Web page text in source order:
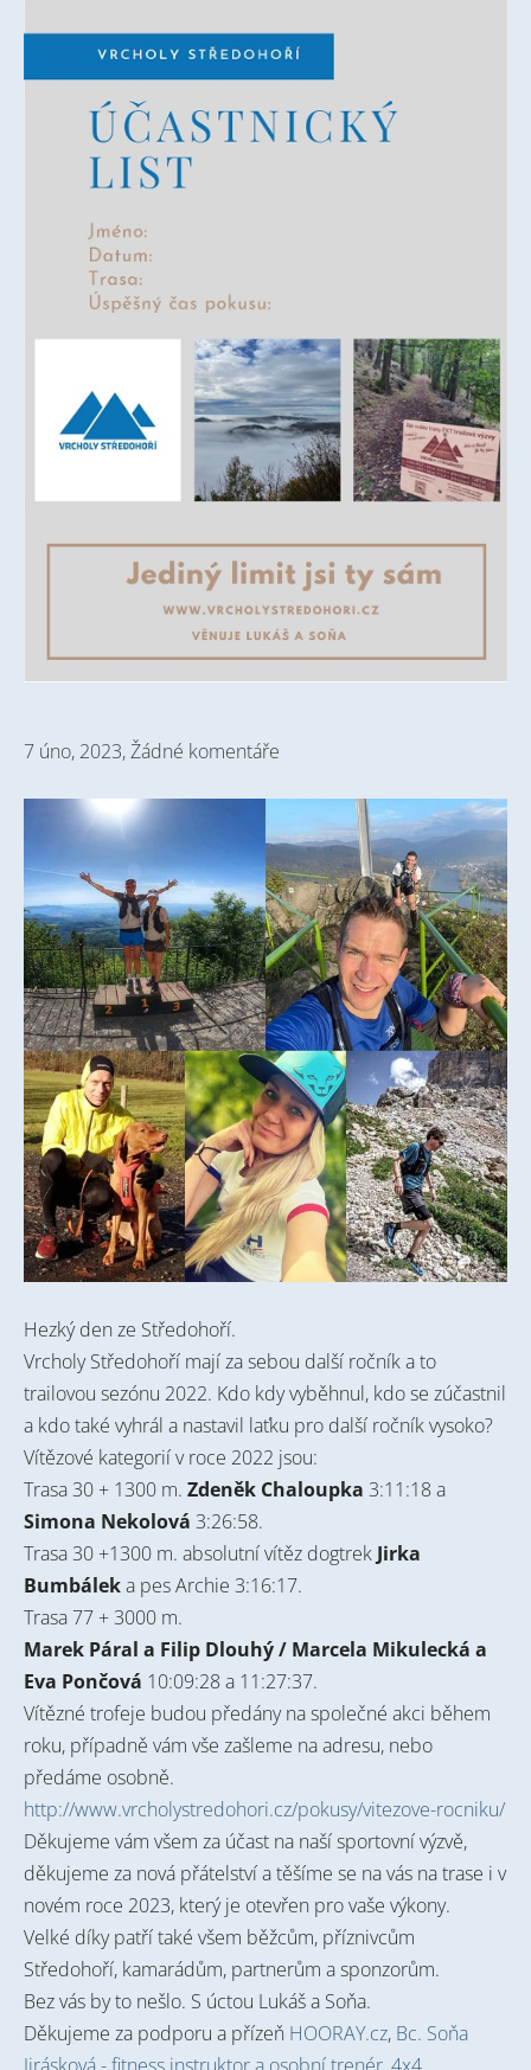
7 úno, 2023,Žádné komentáře
Hezký den ze Středohoří.
Vrcholy Středohoří mají za sebou další ročník a to
trailovou sezónu 2022. Kdo kdy vyběhnul, kdo se zúčastnil
a kdo také vyhrál a nastavil laťku pro další ročník vysoko?
Vítězové kategorií v roce 2022 jsou:
Trasa 30 + 1300 m. Zdeněk Chaloupka 3:11:18 a
Simona Nekolová 3:26:58.
Trasa 30 +1300 m. absolutní vítěz dogtrek Jirka
Bumbáleka pes Archie 3:16:17.
Trasa 77 + 3000 m.
Marek Páral a Filip Dlouhý / Marcela Mikulecká a
Eva Pončová 10:09:28 a 11:27:37.
Vítězné trofeje budou předány na společné akci během
roku, případně vám vše zašleme na adresu, nebo
předáme osobně.
http://www.vrcholystredohori.cz/pokusy/vitezove-rocniku/
Děkujeme vám všem za účast na naší sportovní výzvě,
děkujeme za nová přátelství a těšíme se na vás na trase i v
novém roce 2023, který je otevřen pro vaše výkony.
Velké díky patří také všem běžcům, příznivcům
Středohoří, kamarádům, partnerům a sponzorům.
Bez vás by to nešlo. S úctou Lukáš a Soňa.
Děkujeme za podporu a přízeň HOORAY.cz, Bc. Soňa